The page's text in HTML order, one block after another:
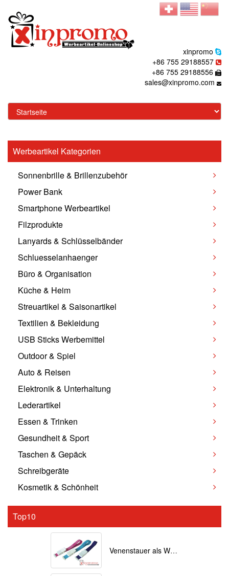
xinpromo
+86 755 29188557
+86 755 29188556
sales@xinpromo.com
Werbeartikel Kategorien
Sonnenbrille & Brillenzubehör
Power Bank
Smartphone Werbeartikel
Filzprodukte
Lanyards & Schlüsselbänder
Schluesselanhaenger
Büro & Organisation
Küche & Heim
Streuartikel & Saisonartikel
Textilien & Bekleidung
USB Sticks Werbemittel
Outdoor & Spiel
Auto & Reisen
Elektronik & Unterhaltung
Lederartikel
Essen & Trinken
Gesundheit & Sport
Taschen & Gepäck
Schreibgeräte
Kosmetik & Schönheit
Top10
Venenstauer als Werbemittel bedrucken